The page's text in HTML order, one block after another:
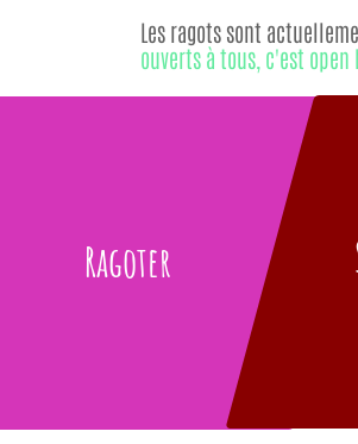
Ragoter
Les ragots sont
ouverts à tous, c'est open